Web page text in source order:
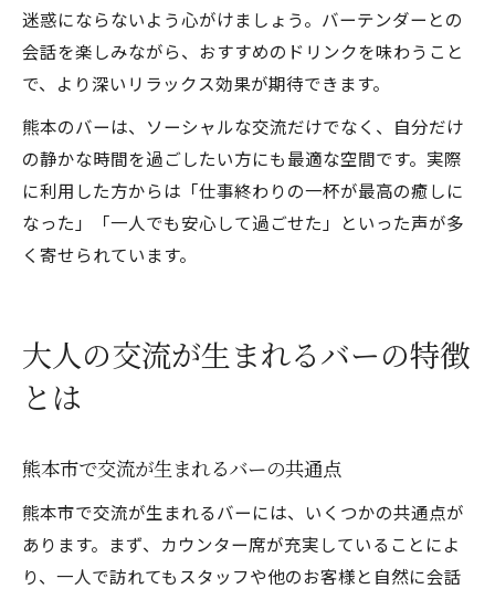
迷惑にならないよう心がけましょう。バーテンダーとの
会話を楽しみながら、おすすめのドリンクを味わうこと
で、より深いリラックス効果が期待できます。
熊本のバーは、ソーシャルな交流だけでなく、自分だけ
の静かな時間を過ごしたい方にも最適な空間です。実際
に利用した方からは「仕事終わりの一杯が最高の癒しに
なった」「一人でも安心して過ごせた」といった声が多
く寄せられています。
大人の交流が生まれるバーの特徴
とは
熊本市で交流が生まれるバーの共通点
熊本市で交流が生まれるバーには、いくつかの共通点が
あります。まず、カウンター席が充実していることによ
り、一人で訪れてもスタッフや他のお客様と自然に会話